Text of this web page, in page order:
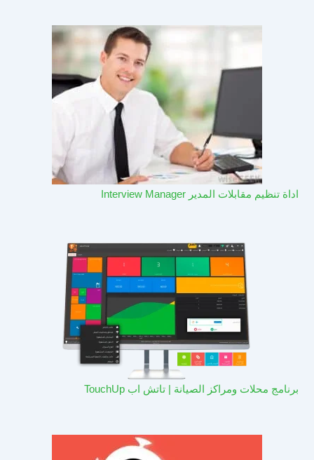
اداة تنظيم مقابلات المدير Interview Manager
برنامج محلات ومراكز الصيانة | تاتش اب TouchUp